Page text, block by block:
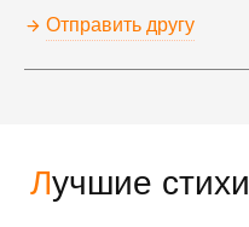
Лучшие стихи
Отправить другу